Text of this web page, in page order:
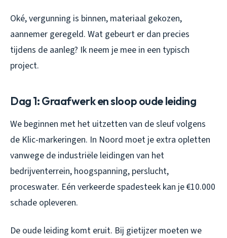
Oké, vergunning is binnen, materiaal gekozen,
aannemer geregeld. Wat gebeurt er dan precies
tijdens de aanleg? Ik neem je mee in een typisch
project.
Dag 1: Graafwerk en sloop oude leiding
We beginnen met het uitzetten van de sleuf volgens
de Klic-markeringen. In Noord moet je extra opletten
vanwege de industriële leidingen van het
bedrijventerrein, hoogspanning, perslucht,
proceswater. Eén verkeerde spadesteek kan je €10.000
schade opleveren.
De oude leiding komt eruit. Bij gietijzer moeten we